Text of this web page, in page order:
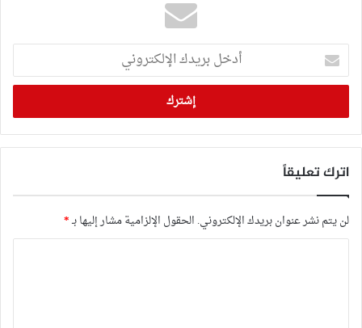
أدخل
بريدك
الإلكتروني
اترك تعليقاً
لن يتم نشر عنوان بريدك الإلكتروني. الحقول الإلزامية مشار إليها بـ*